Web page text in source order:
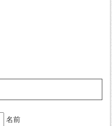
名前